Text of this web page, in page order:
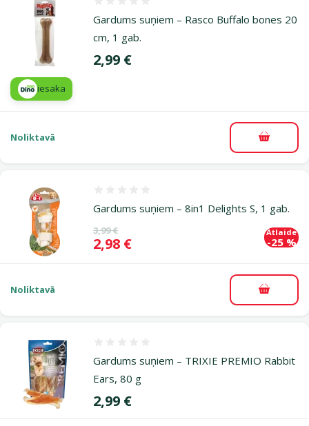
Gardums suņiem – Rasco Buffalo bones 20
cm, 1 gab.
Cena
2,99 €
iesaka
Noliktavā
Gardums suņiem – 8in1 Delights S, 1 gab.
Oriģinālā cena
3,99 €
Cena
2,98 €
Atlaide
-25 %
Noliktavā
Gardums suņiem – TRIXIE PREMIO Rabbit
Ears, 80 g
Cena
2,99 €